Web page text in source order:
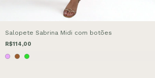
Salopete Sabrina Midi com botões
R$114,00